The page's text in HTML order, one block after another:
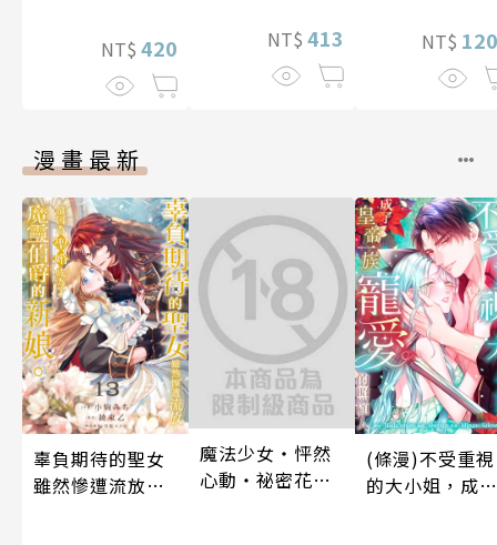
NT$ 420 NT$ 413 NT$
漫畫最新
辜負期待的聖女
雖然慘遭流放，
魔法少女・怦然
心動・祕密花招
(條漫)不受重視
的大小姐，成了